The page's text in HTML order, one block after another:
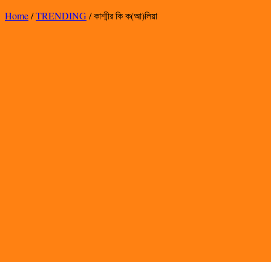
Home/TRENDING/কাশ্মীর কি ক(আ)লিয়া